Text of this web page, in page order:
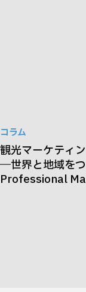
コラム
観光マーケティ
―世界と地域を
Professional